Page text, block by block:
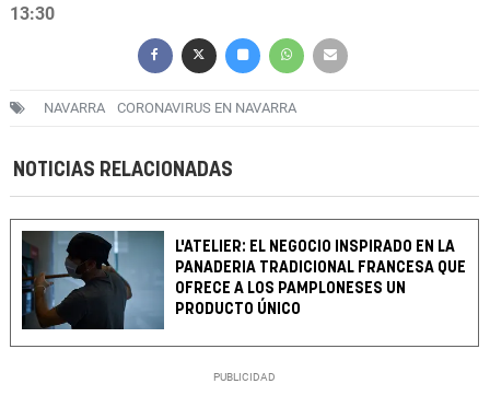
13:30
NAVARRA CORONAVIRUS EN NAVARRA
NOTICIAS RELACIONADAS
L'ATELIER: EL NEGOCIO INSPIRADO EN LA
PANADERIA TRADICIONAL FRANCESA QUE
OFRECE A LOS PAMPLONESES UN
PRODUCTO ÚNICO